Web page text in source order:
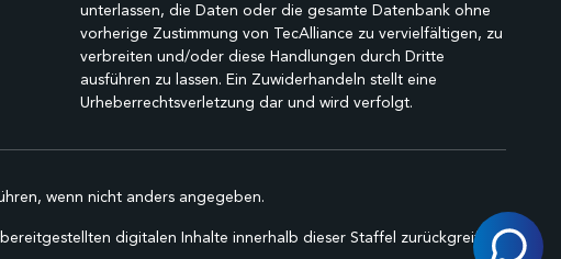
unterlassen, die Daten oder die gesamte Datenbank ohne
vorherige Zustimmung von TecAlliance zu vervielfältigen, zu
verbreiten und/oder diese Handlungen durch Dritte
ausführen zu lassen. Ein Zuwiderhandeln stellt eine
Urheberrechtsverletzung dar und wird verfolgt.
wenn nicht anders angegeben.
digitalen Inhalte innerhalb dieser Staffel zurückgreifen.